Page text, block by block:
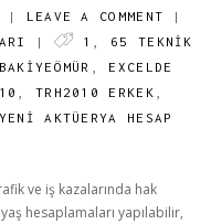
| LEAVE A COMMENT
|
| 1
65 TEKNİK
BAKIYEÖMÜR
EXCELDE
TRH2010 ERKEK
YENİ AKTÜERYA HESAP
ve iş kazalarında hak
hesaplamaları yapılabilir,